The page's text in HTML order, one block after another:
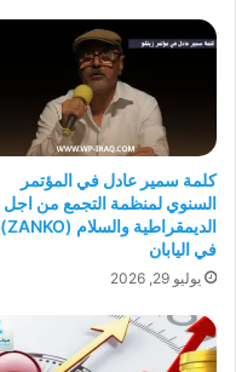
كلمة سمير عادل في المؤتمر
السنوي لمنظمة التجمع من اجل
الديمقراطية والسلام (ZANKO)
في اليابان
يوليو 29, 2026